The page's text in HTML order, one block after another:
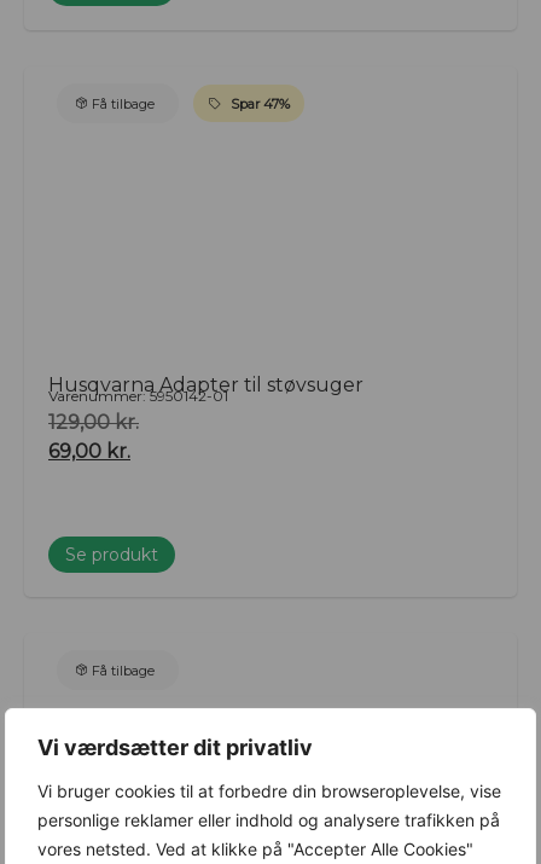
Vi værdsætter dit privatliv
Vi bruger cookies til at forbedre din browseroplevelse, vise
personlige reklamer eller indhold og analysere trafikken på
vores netsted. Ved at klikke på "Accepter Alle Cookies"
Få tilbage Spar 47%
Husqvarna Adapter til støvsuger
Varenummer: 5950142-01
129,00kr.
69,00 kr.
Se produkt
Få tilbage